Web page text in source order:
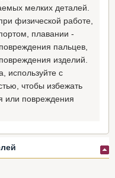
мелких деталей.
физической работе,
плавании -
пальцев,
изделий.
используйте с
чтобы избежать
или повреждения